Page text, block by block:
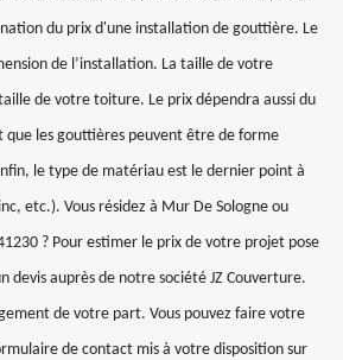
du prix d'une installation de gouttière. Le
de l’installation. La taille de votre
de votre toiture. Le prix dépendra aussi du
les gouttières peuvent être de forme
le type de matériau est le dernier point à
etc.). Vous résidez à Mur De Sologne ou
? Pour estimer le prix de votre projet pose
devis auprès de notre société JZ Couverture.
de votre part. Vous pouvez faire votre
de contact mis à votre disposition sur